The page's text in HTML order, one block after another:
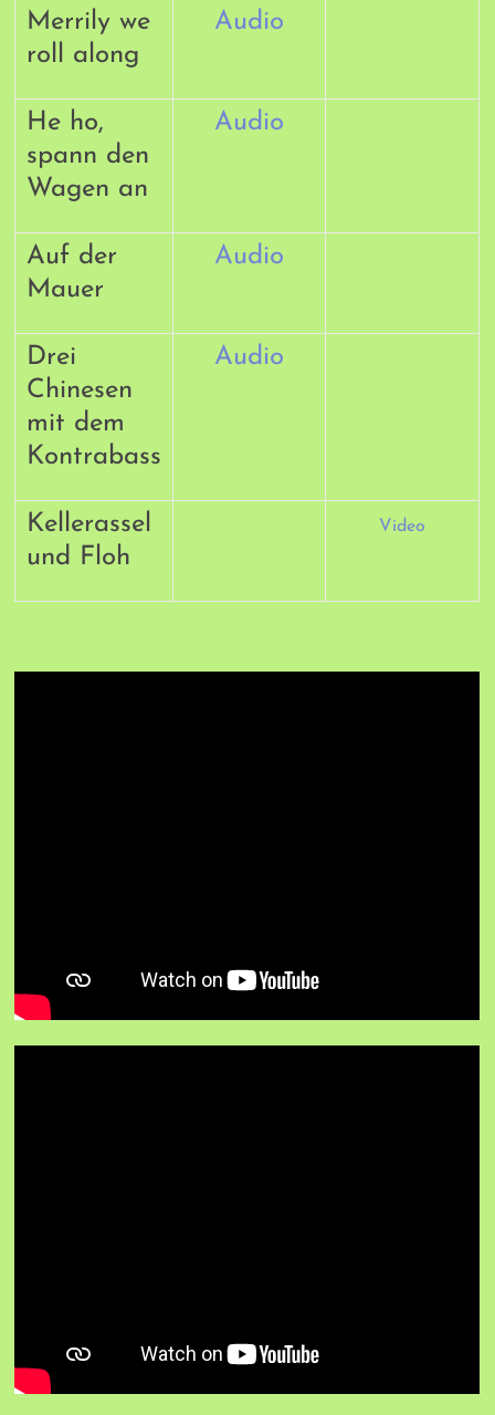
Merrily we
roll along
Audio
He ho,
spann den
Wagen an
Audio
Auf der
Mauer
Audio
Drei
Chinesen
mit dem
Kontrabass
Audio
Kellerassel
und Floh
Video